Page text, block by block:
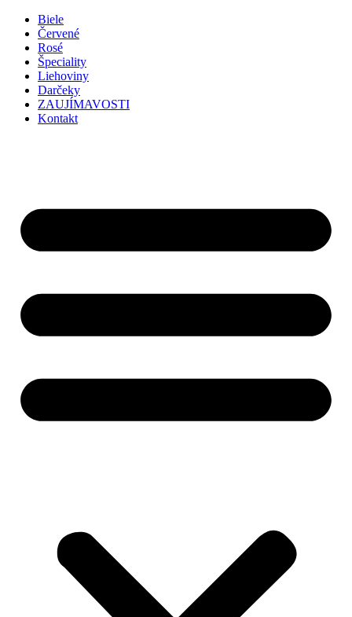
Preskočiť
obsah
Biele
Červené
Rosé
Špeciality
Liehoviny
Darčeky
ZAUJÍMAVOSTI
Kontakt